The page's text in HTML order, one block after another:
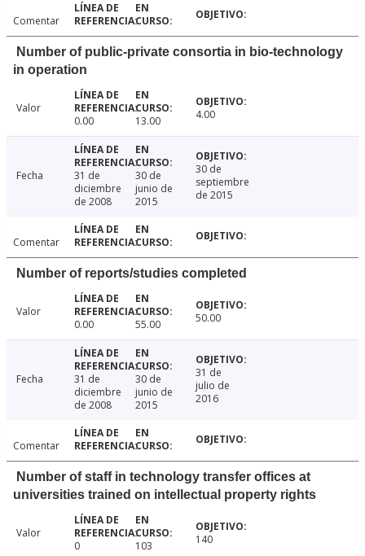
Comentar
Number of public-private consortia in bio-technology
in operation
Valor
0.00
13.00 4.00
Fecha
31 de
diciembre
de 2008
30 de
junio de
2015
30 de
septiembre
de 2015
Comentar
Number of reports/studies completed
Valor
0.00
55.00 50.00
Fecha
31 de
diciembre
de 2008
30 de
junio de
2015
31 de
julio de
2016
Comentar
Number of staff in technology transfer offices at
universities trained on intellectual property rights
Valor
0
103 140